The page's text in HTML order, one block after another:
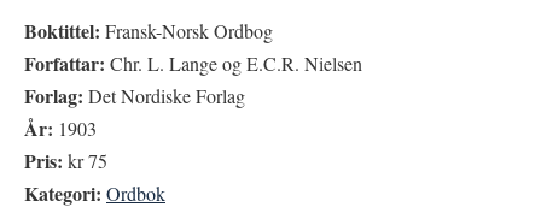
Boktittel: Fransk-Norsk Ordbog
Forfattar: Chr. L. Lange og E.C.R. Nielsen
Forlag: Det Nordiske Forlag
År: 1903
Pris: kr 75
Kategori: Ordbok